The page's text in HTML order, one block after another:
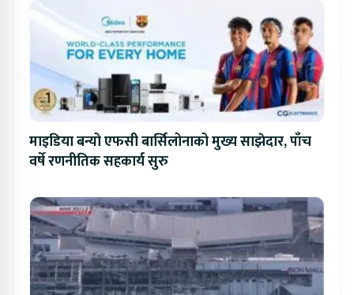
माइडिया बन्यो एफसी बार्सिलोनाको मुख्य साझेदार, पाँच
वर्षे रणनीतिक सहकार्य सुरु